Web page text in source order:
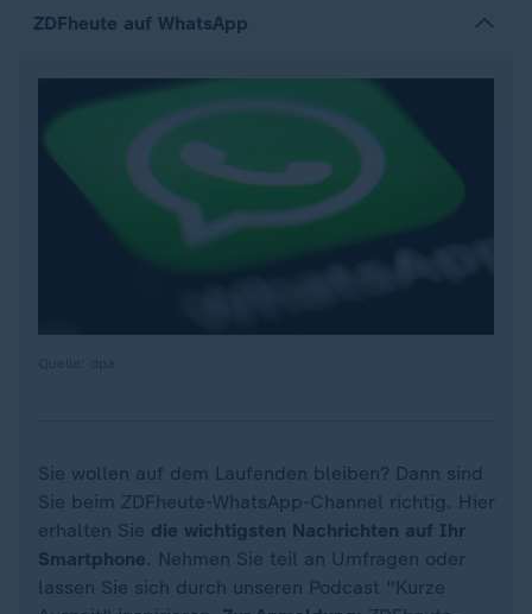
ZDFheute auf WhatsApp
Sie wollen auf dem Laufenden bleiben? Dann sind
Sie beim ZDFheute-WhatsApp-Channel richtig. Hier
erhalten Sie die wichtigsten Nachrichten auf Ihr
Smartphone. Nehmen Sie teil an Umfragen oder
lassen Sie sich durch unseren Podcast "Kurze